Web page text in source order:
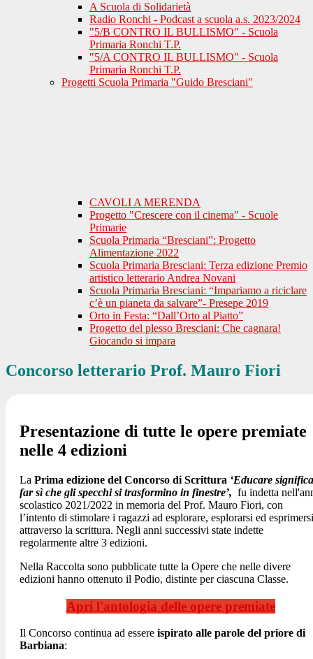
A Scuola di Solidarietà
Radio Ronchi - Podcast a scuola a.s. 2023/2024
"5/B CONTRO IL BULLISMO" - Scuola
Primaria Ronchi T.P.
"5/A CONTRO IL BULLISMO" - Scuola
Primaria Ronchi T.P.
Progetti Scuola Primaria "Guido Bresciani"
CAVOLI A MERENDA
Progetto "Crescere con il cinema" - Scuole
Primarie
Scuola Primaria “Bresciani”: Progetto
Alimentazione 2022
Scuola Primaria Bresciani: Terza edizione Premio
artistico letterario Andrea Novani
Scuola Primaria Bresciani: “Impariamo a riciclare
c’è un pianeta da salvare”- Presepe 2019
Orto in Festa: “Dall’Orto al Piatto”
Progetto del plesso Bresciani: Che cagnara!
Giocando si impara
Concorso letterario Prof. Mauro Fiori
Presentazione di tutte le opere premiate
nelle 4 edizioni
La Prima edizione del Concorso di Scrittura ‘Educare significa
far sì che gli specchi si trasformino in finestre’, fu indetta
scolastico 2021/2022 in memoria del Prof. Mauro Fiori, con
l’intento di stimolare i ragazzi ad esplorare, esplorarsi ed esprimersi
attraverso la scrittura. Negli anni successivi state indette
regolarmente altre 3 edizioni.
Nella Raccolta sono pubblicate tutte la Opere che nelle divere
edizioni hanno ottenuto il Podio, distinte per ciascuna Classe.
Apri l'antologia delle opere premiate
Il Concorso continua ad essere ispirato alle parole del priore di
Barbiana: